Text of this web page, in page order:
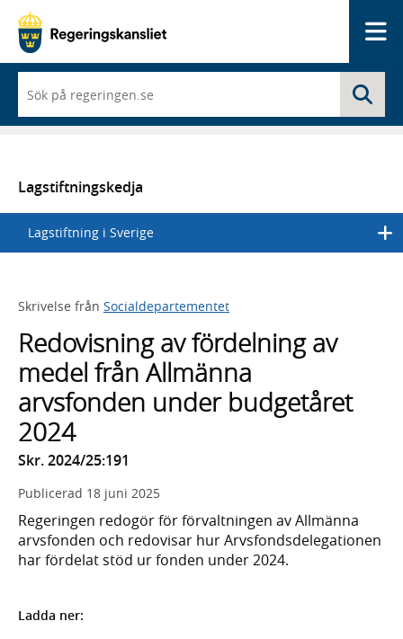
du
börjar
skriva
en
lista
med
sökförslag
Lagstiftningskedja
Lagstiftning i Sverige
Skrivelse från Socialdepartementet
Redovisning av fördelning av
medel från Allmänna
arvsfonden under budgetåret
2024
Skr. 2024/25:191
Publicerad 18 juni 2025
Regeringen redogör för förvaltningen av Allmänna
arvsfonden och redovisar hur Arvsfondsdelegationen
har fördelat stöd ur fonden under 2024.
Ladda ner: